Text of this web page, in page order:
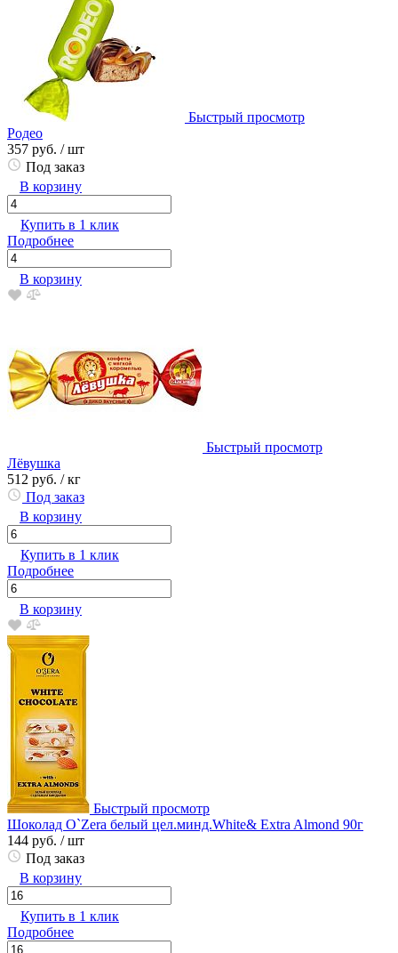
Быстрый просмотр
Родео
357 руб. / шт
Под заказ
В корзину
Купить в 1 клик
Подробнее
В корзину
Быстрый просмотр
Лёвушка
512 руб. / кг
Под заказ
В корзину
Купить в 1 клик
Подробнее
В корзину
Быстрый просмотр
Шоколад O`Zera белый цел.минд.White& Extra Almond 90г
144 руб. / шт
Под заказ
В корзину
Купить в 1 клик
Подробнее